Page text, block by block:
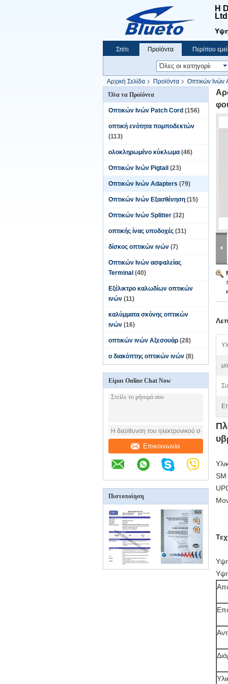
Η
Σπίτι Προϊόντα Περίπου
Αρχική Σελίδα
Προϊόντα
Οπτικών Ινών
Όλα τα Προϊόντα
Οπτικών Ινών Patch Cord (156)
οπτική ενότητα πομποδεκτών
(113)
ολοκληρωμένο κύκλωμα (46)
Οπτικών Ινών Pigtail (23)
Οπτικών Ινών Adapters (79)
Οπτικών Ινών Εξασθένηση (15)
Οπτικών Ινών Splitter (32)
οπτικής ίνας υποδοχές (31)
δίσκος οπτικών ινών (7)
Οπτικών Ινών ασφαλείας
Terminal (40)
Εξέλικτρο καλωδίων οπτικών
ινών (11)
καλύμματα σκόνης οπτικών
ινών (16)
οπτικών ινών Αξεσουάρ (28)
ο διακόπτης οπτικών ινών (8)
Είμαι Online Chat Now
Επικοινωνία
Πιστοποίηση